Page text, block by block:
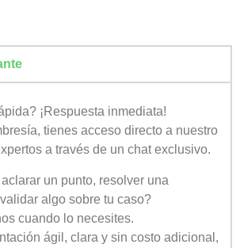
¡Respuesta inmediata!
tienes acceso directo a nuestro
a través de un chat exclusivo.
un punto, resolver una
algo sobre tu caso?
cuando lo necesites.
ágil, clara y sin costo adicional,